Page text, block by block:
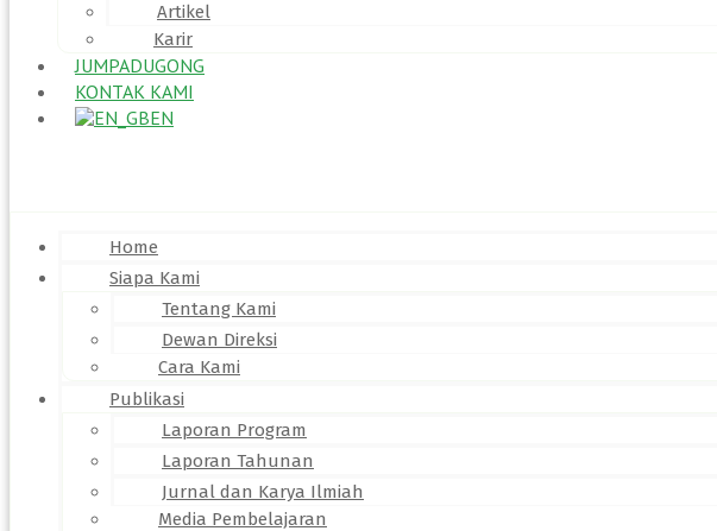
Artikel
Karir
JUMPADUGONG
KONTAK KAMI
EN
Home
Siapa Kami
Tentang Kami
Dewan Direksi
Cara Kami
Publikasi
Laporan Program
Laporan Tahunan
Jurnal dan Karya Ilmiah
Media Pembelajaran